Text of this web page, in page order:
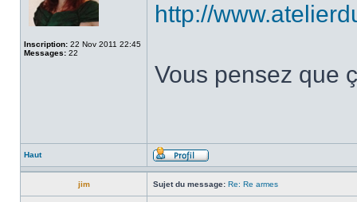
Inscription: 22 Nov 2011 22:45
Messages: 22
http://
Vous pensez que
Haut
jim Sujet du message: Re: Re armes